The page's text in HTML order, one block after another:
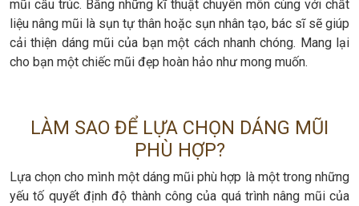
mũi cấu trúc. Bằng những kĩ thuật chuyên môn cùng với chất
liệu nâng mũi là sụn tự thân hoặc sụn nhân tạo, bác sĩ sẽ giúp
cải thiện dáng mũi của bạn một cách nhanh chóng. Mang lại
cho bạn một chiếc mũi đẹp hoàn hảo như mong muốn.
LÀM SAO ĐỂ LỰA CHỌN DÁNG MŨI
PHÙ HỢP?
Lựa chọn cho mình một dáng mũi phù hợp là một trong những
yếu tố quyết định độ thành công của quá trình nâng mũi của